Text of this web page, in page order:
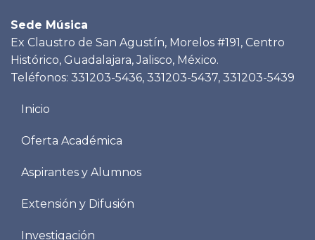
Sede Música
Ex Claustro de San Agustín, Morelos #191, Centro
Histórico, Guadalajara, Jalisco, México.
Teléfonos: 331203-5436, 331203-5437, 331203-5439
Menu
Inicio
Oferta Académica
Aspirantes y Alumnos
Extensión y Difusión
Investigación